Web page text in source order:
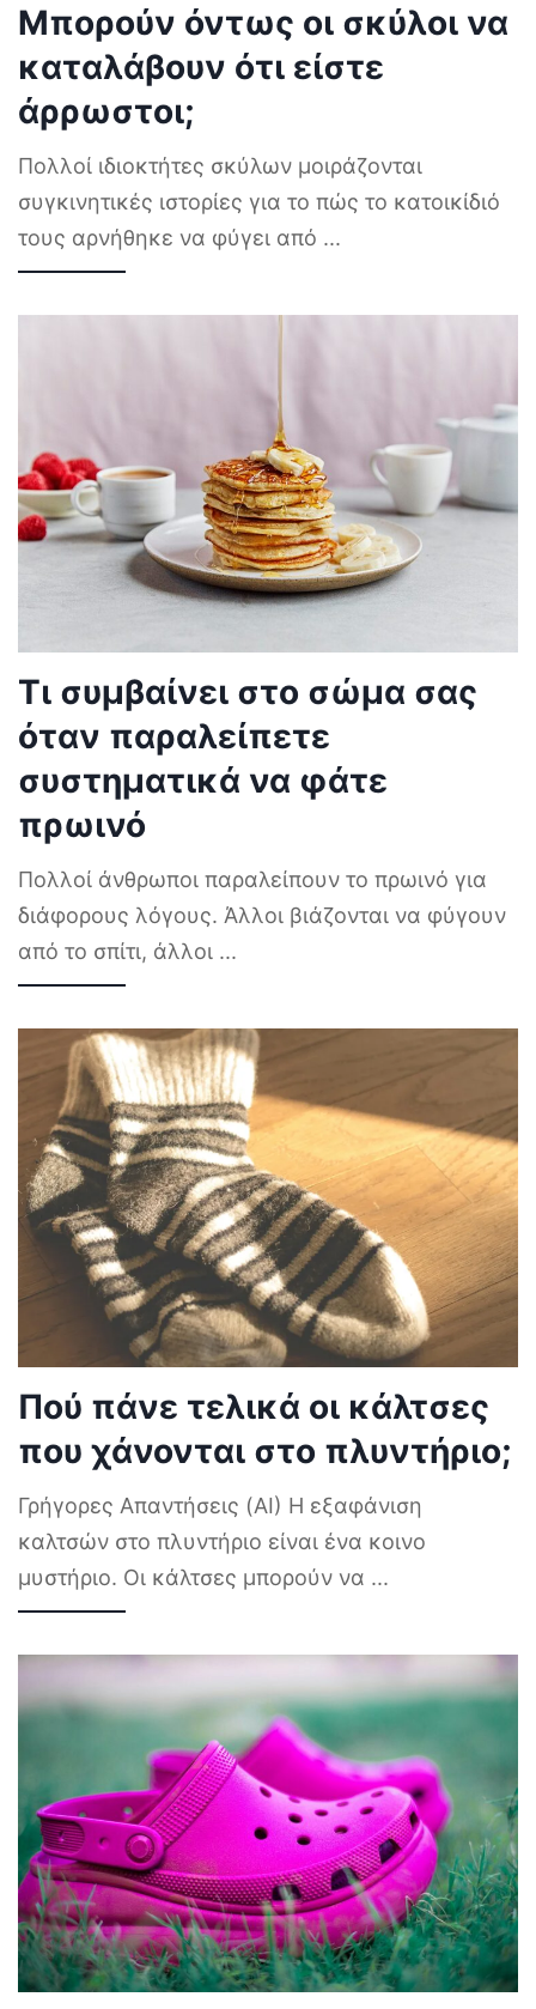
Μπορούν όντως οι σκύλοι να
καταλάβουν ότι είστε
άρρωστοι;
Πολλοί ιδιοκτήτες σκύλων μοιράζονται
συγκινητικές ιστορίες για το πώς το κατοικίδιό
τους αρνήθηκε να φύγει από ...
Τι συμβαίνει στο σώμα σας
όταν παραλείπετε
συστηματικά να φάτε
πρωινό
Πολλοί άνθρωποι παραλείπουν το πρωινό για
διάφορους λόγους. Άλλοι βιάζονται να φύγουν
από το σπίτι, άλλοι ...
Πού πάνε τελικά οι κάλτσες
που χάνονται στο πλυντήριο;
Γρήγορες Απαντήσεις (AI) Η εξαφάνιση
καλτσών στο πλυντήριο είναι ένα κοινο
μυστήριο. Οι κάλτσες μπορούν να ...